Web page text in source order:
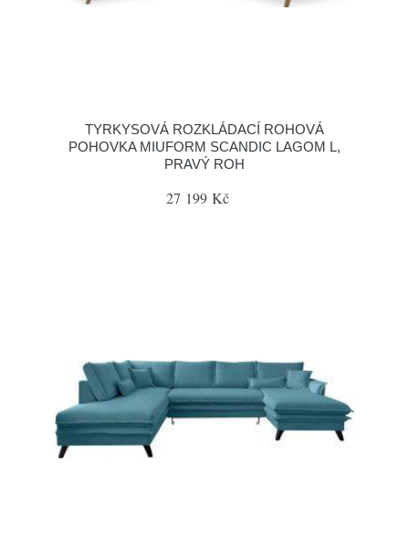
TYRKYSOVÁ ROZKLÁDACÍ ROHOVÁ
POHOVKA MIUFORM SCANDIC LAGOM L,
PRAVÝ ROH
27 199 Kč